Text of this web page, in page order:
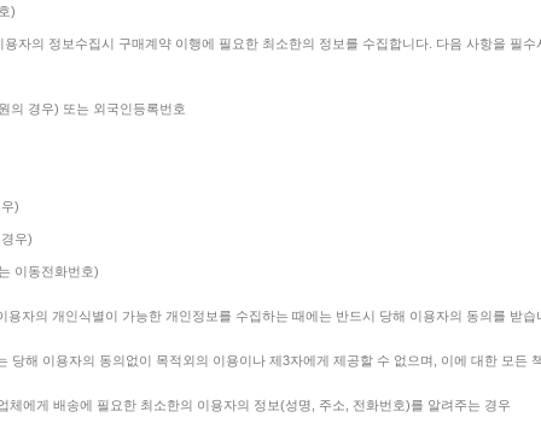
)
자의 정보수집시 구매계약 이행에 필요한 최소한의 정보를 수집합니다. 다음 사항을 필
의 경우) 또는 외국인등록번호
)
우)
이동전화번호)
용자의 개인식별이 가능한 개인정보를 수집하는 때에는 반드시 당해 이용자의 동의를 받습
당해 이용자의 동의없이 목적외의 이용이나 제3자에게 제공할 수 없으며, 이에 대한 모든
체에게 배송에 필요한 최소한의 이용자의 정보(성명, 주소, 전화번호)를 알려주는 경우